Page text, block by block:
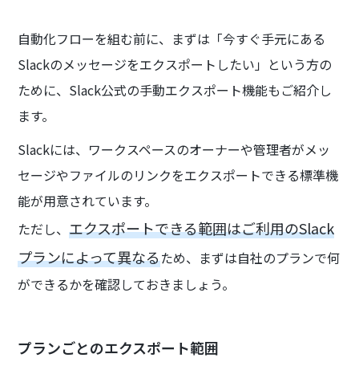
自動化フローを組む前に、まずは「今すぐ手元にある
Slackのメッセージをエクスポートしたい」という方の
ために、Slack公式の手動エクスポート機能もご紹介し
ます。
Slackには、ワークスペースのオーナーや管理者がメッ
セージやファイルのリンクをエクスポートできる標準機
能が用意されています。
ただし、エクスポートできる範囲はご利用のSlack
プランによって異なるため、まずは自社のプランで何
ができるかを確認しておきましょう。
プランごとのエクスポート範囲